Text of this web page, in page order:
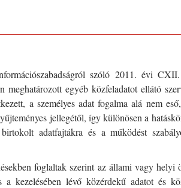
szóló 2011. évi
meghatározott egyéb közfeladatot ellátó
a személyes adat fogalma alá nem
jellegétől, így különösen a
adatfajtákra és a működést
foglaltak szerint az állami vagy helyi
kezelésében lévő közérdekű adatot és